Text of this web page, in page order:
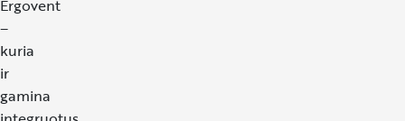
Ergovent
–
kuria
ir
gamina